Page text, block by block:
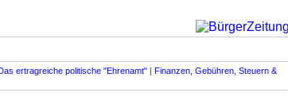
ertragreiche politische "Ehrenamt" | Finanzen, Gebühren, Steuern &